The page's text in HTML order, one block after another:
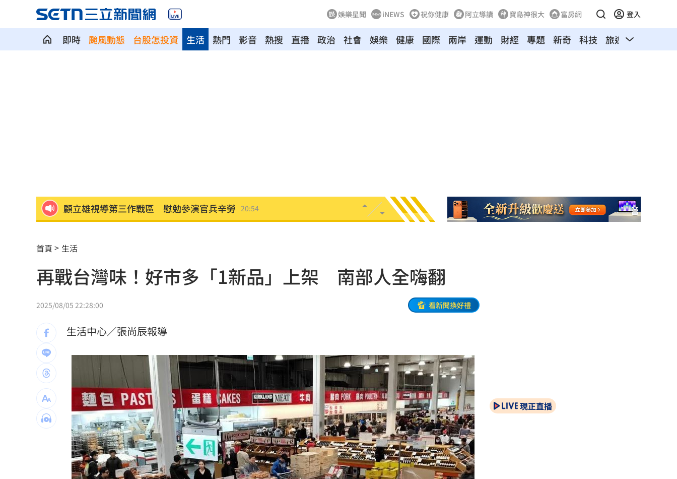
娛樂星聞 iNEWS 祝你健康 阿立導讀 寶島神很大 富房網 登入
即時 颱風動態 台股怎投資 熱門 影音 熱搜 直播 政治 社會 娛樂
生活 健康 國際 兩岸 運動 財經 專題 新奇 科技 旅遊 汽車
顧立雄視導第三作戰區 慰勉參演官兵辛勞 20:54
夢幻跨團合體！SUMMER ANJELS重現BP神曲
新／女大生伴兒屍6日聲押...法官裁定請回 20:39
我駐日內瓦處長遭爆惡行 外交部啟動調查
首次影像被打臉 伊朗新最高領袖傳病危
清大校長續任秒出國選校長！高為元道歉了 20:30
影片曝光！台中囂張男揮刀還尿在警身上 20:24
AND2BLE、ALD1黑白對決！神級舞台炸全場 20:19
獨／再爆隨機攻擊？婦控外送員無故賞巴掌 20:14
產蛋量下降 本週「蛋價漲3元」 20:08
首頁 生活
再戰台灣味！好市多「1新品」上架 南部人全嗨翻
2025/08/05 22:28:00 看新聞換好禮
生活中心／張尚辰報導
現正直播